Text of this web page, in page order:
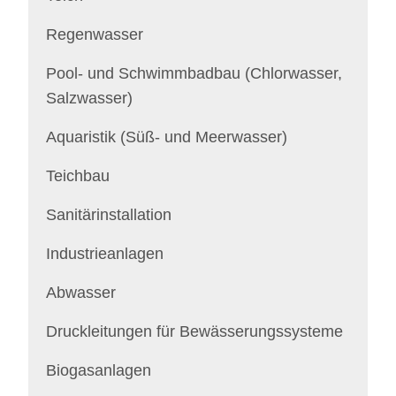
Regenwasser
Pool- und Schwimmbadbau (Chlorwasser,
Salzwasser)
Aquaristik (Süß- und Meerwasser)
Teichbau
Sanitärinstallation
Industrieanlagen
Abwasser
Druckleitungen für Bewässerungssysteme
Biogasanlagen